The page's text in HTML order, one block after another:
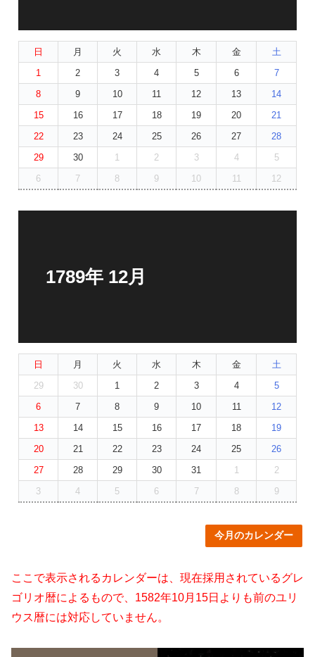
日 月 火 水 木 金
土
1
2 3 4 5 6
7
8
9 10 11 12 13
14
15
16 17 18 19 20
21
22
23 24 25 26 27
28
29
30 1 2 3 4
5
6
7 8 9 10 11 12
1789年 12月
日 月 火 水 木 金
土
29
30 1 2 3 4
5
6
7 8 9 10 11
12
13
14 15 16 17 18
19
20
21 22 23 24 25
26
27
28 29 30 31 1
2
3
4 5 6 7 8 9
今月のカレンダー
ここで表示されるカレンダーは、現在採用されているグレ
ゴリオ暦によるもので、1582年10月15日よりも前のユリ
ウス暦には対応していません。